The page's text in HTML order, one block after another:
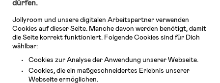
vieles mehr. Wir haben Produkte von bekannten Herstellern wie Britax, Maxi-
Avent, Jack Wolfskin, Cybex, LEGO und vielen mehr. Schau Dich um in
unserem vielfältigen Onlineshop für Kinder & Babys. Willkommen!
dürfen.
Jollyroom und unsere digitalen Arbeitspartner verwenden
Cookies auf dieser Seite. Manche davon werden benötigt, damit
die Seite korrekt funktioniert. Folgende Cookies sind für Dich
wählbar:
Cookies zur Analyse der Anwendung unserer Webseite.
Cookies, die ein maßgeschneidertes Erlebnis unserer
Webseite ermöglichen.